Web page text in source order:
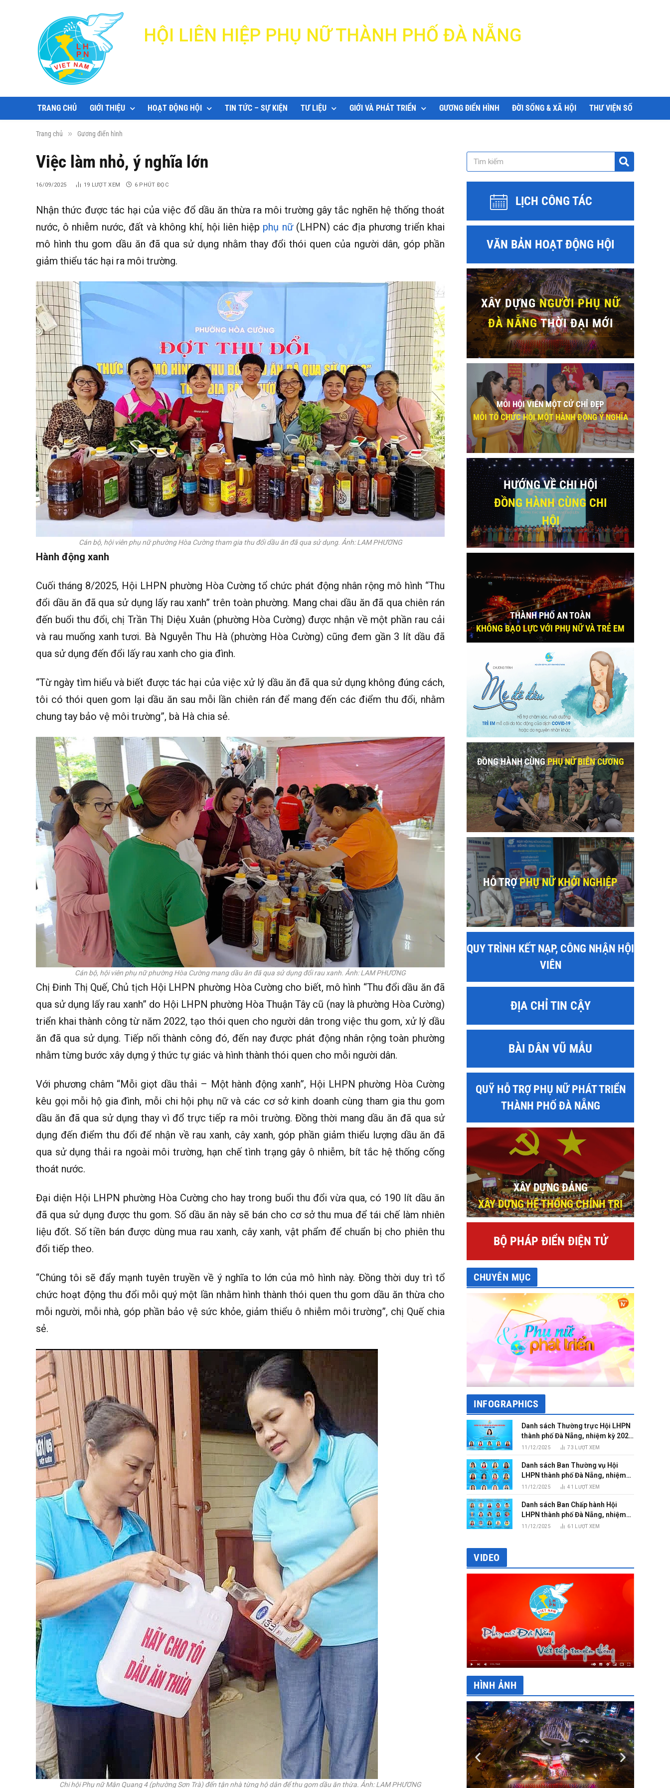
HỘI LIÊN HIỆP PHỤ NỮ THÀNH PHỐ ĐÀ NẴNG
TRANG CHỦ GIỚI THIỆU HOẠT ĐỘNG HỘI TIN TỨC – SỰ KIỆN TƯ LIỆU GIỚI VÀ PHÁT TRIỂN GƯƠNG ĐIỂN HÌNH ĐỜI SỐNG & XÃ HỘI THƯ VIỆN SỐ
Trang chủ » Gương điển hình
Việc làm nhỏ, ý nghĩa lớn
16/09/2025 19 LƯỢT XEM 6 PHÚT ĐỌC
Nhận thức được tác hại của việc đổ dầu ăn thừa ra môi trường gây tắc nghẽn hệ thống thoát
nước, ô nhiễm nước, đất và không khí, hội liên hiệp phụ nữ(LHPN) các địa phương triển khai
mô hình thu gom dầu ăn đã qua sử dụng nhằm thay đổi thói quen của người dân, góp phần
giảm thiểu tác hại ra môi trường.
Cán bộ, hội viên phụ nữ phường Hòa Cường tham gia thu đổi dầu ăn đã qua sử dụng. Ảnh: LAM PHƯƠNG
Hành động xanh
Cuối tháng 8/2025, Hội LHPN phường Hòa Cường tổ chức phát động nhân rộng mô hình “Thu
đổi dầu ăn đã qua sử dụng lấy rau xanh” trên toàn phường. Mang chai dầu ăn đã qua chiên rán
đến buổi thu đổi, chị Trần Thị Diệu Xuân (phường Hòa Cường) được nhận về một phần rau cải
và rau muống xanh tươi. Bà Nguyễn Thu Hà (phường Hòa Cường) cũng đem gần 3 lít dầu đã
qua sử dụng đến đổi lấy rau xanh cho gia đình.
“Từ ngày tìm hiểu và biết được tác hại của việc xử lý dầu ăn đã qua sử dụng không đúng cách,
tôi có thói quen gom lại dầu ăn sau mỗi lần chiên rán để mang đến các điểm thu đổi, nhằm
chung tay bảo vệ môi trường”, bà Hà chia sẻ.
Cán bộ, hội viên phụ nữ phường Hòa Cường mang dầu ăn đã qua sử dụng đổi rau xanh. Ảnh: LAM PHƯƠNG
Chị Đinh Thị Quế, Chủ tịch Hội LHPN phường Hòa Cường cho biết, mô hình “Thu đổi dầu ăn đã
qua sử dụng lấy rau xanh” do Hội LHPN phường Hòa Thuận Tây cũ (nay là phường Hòa Cường)
triển khai thành công từ năm 2022, tạo thói quen cho người dân trong việc thu gom, xử lý dầu
ăn đã qua sử dụng. Tiếp nối thành công đó, đến nay được phát động nhân rộng toàn phường
nhằm từng bước xây dựng ý thức tự giác và hình thành thói quen cho mỗi người dân.
Với phương châm “Mỗi giọt dầu thải – Một hành động xanh”, Hội LHPN phường Hòa Cường
kêu gọi mỗi hộ gia đình, mỗi chi hội phụ nữ và các cơ sở kinh doanh cùng tham gia thu gom
dầu ăn đã qua sử dụng thay vì đổ trực tiếp ra môi trường. Đồng thời mang dầu ăn đã qua sử
dụng đến điểm thu đổi để nhận về rau xanh, cây xanh, góp phần giảm thiểu lượng dầu ăn đã
qua sử dụng thải ra ngoài môi trường, hạn chế tình trạng gây ô nhiễm, bít tắc hệ thống cống
thoát nước.
Đại diện Hội LHPN phường Hòa Cường cho hay trong buổi thu đổi vừa qua, có 190 lít dầu ăn
đã qua sử dụng được thu gom. Số dầu ăn này sẽ bán cho cơ sở thu mua để tái chế làm nhiên
liệu đốt. Số tiền bán được dùng mua rau xanh, cây xanh, vật phẩm để chuẩn bị cho phiên thu
đổi tiếp theo.
“Chúng tôi sẽ đẩy mạnh tuyên truyền về ý nghĩa to lớn của mô hình này. Đồng thời duy trì tổ
chức hoạt động thu đổi mỗi quý một lần nhằm hình thành thói quen thu gom dầu ăn thừa cho
mỗi người, mỗi nhà, góp phần bảo vệ sức khỏe, giảm thiểu ô nhiễm môi trường”, chị Quế chia
sẻ.
Chi hội Phụ nữ Mân Quang 4 (phường Sơn Trà) đến tận nhà từng hộ dân để thu gom dầu ăn thừa. Ảnh: LAM PHƯƠNG
LỊCH CÔNG TÁC
VĂN BẢN HOẠT ĐỘNG HỘI
XÂY DỰNGNGƯỜI PHỤ NỮ
ĐÀ NẴNGTHỜI ĐẠI MỚI
MỖI HỘI VIÊN MỘT CỬ CHỈ ĐẸP
MỖI TỔ CHỨC HỘI MỘT HÀNH ĐỘNG Ý NGHĨA
HƯỚNG VỀ CHI HỘI
ĐỒNG HÀNH CÙNG CHI
HỘI
THÀNH PHỐ AN TOÀN
KHÔNG BẠO LỰC VỚI PHỤ NỮ VÀ TRẺ EM
ĐỒNG HÀNH CÙNGPHỤ NỮ BIÊN CƯƠNG
HỖ TRỢPHỤ NỮ KHỞI NGHIỆP
QUY TRÌNH KẾT NẠP, CÔNG NHẬN HỘI
VIÊN
ĐỊA CHỈ TIN CẬY
BÀI DÂN VŨ MẪU
QUỸ HỖ TRỢ PHỤ NỮ PHÁT TRIỂN
THÀNH PHỐ ĐÀ NẴNG
XÂY DỰNG ĐẢNG
XÂY DỰNG HỆ THỐNG CHÍNH TRỊ
BỘ PHÁP ĐIỂN ĐIỆN TỬ
CHUYÊN MỤC
INFOGRAPHICS
Danh sách Thường trực Hội LHPN
thành phố Đà Nẵng, nhiệm kỳ 2025
– 2030
11/12/2025 73 LƯỢT XEM
Danh sách Ban Thường vụ Hội
LHPN thành phố Đà Nẵng, nhiệm
kỳ 2025 – 2030
11/12/2025 41 LƯỢT XEM
Danh sách Ban Chấp hành Hội
LHPN thành phố Đà Nẵng, nhiệm
kỳ 2025 – 2030
11/12/2025 61 LƯỢT XEM
VIDEO
HÌNH ẢNH